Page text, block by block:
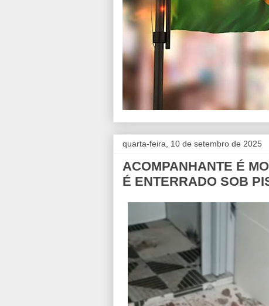
quarta-feira, 10 de setembro de 2025
ACOMPANHANTE É
É ENTERRADO SOB